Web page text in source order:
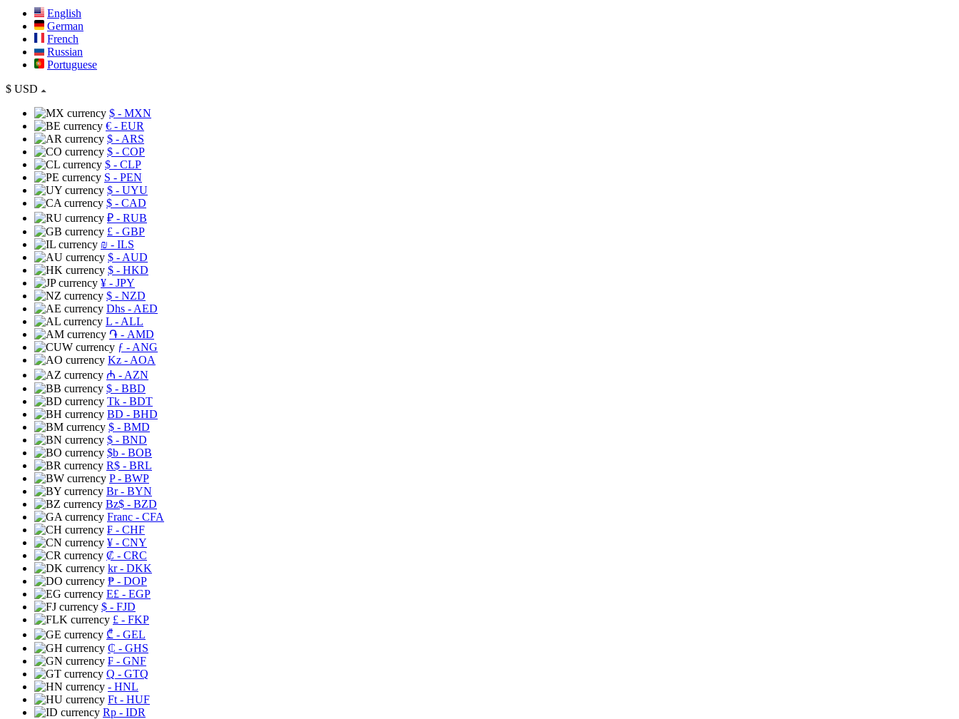
English
German
French
Russian
Portuguese
$ USD
$ - MXN
€ - EUR
$ - ARS
$ - COP
$ - CLP
S - PEN
$ - UYU
$ - CAD
₽ - RUB
£ - GBP
₪ - ILS
$ - AUD
$ - HKD
¥ - JPY
$ - NZD
Dhs - AED
L - ALL
֏ - AMD
ƒ - ANG
Kz - AOA
₼ - AZN
$ - BBD
Tk - BDT
BD - BHD
$ - BMD
$ - BND
$b - BOB
R$ - BRL
P- BWP
Br- BYN
Bz$ - BZD
Franc - CFA
₣ - CHF
¥ - CNY
₡ - CRC
kr- DKK
₱ - DOP
E£ - EGP
$ - FJD
£ - FKP
₾ - GEL
₵ - GHS
₣ - GNF
Q - GTQ
- HNL
Ft - HUF
Rp - IDR